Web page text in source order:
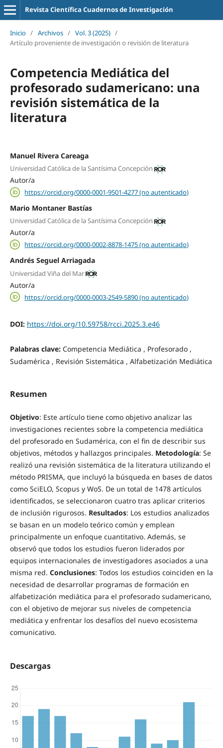
Revista Científica Cuadernos de Investigación
Inicio / Archivos / Vol. 3 (2025) /
Artículo proveniente de investigación o revisión de literatura
Competencia Mediática del
profesorado sudamericano: una
revisión sistemática de la
literatura
Manuel Rivera Careaga
Universidad Católica de la Santísima Concepción
Autor/a
https://orcid.org/0000-0001-9501-4277 (no autenticado)
Mario Montaner Bastías
Universidad Católica de la Santísima Concepción
Autor/a
https://orcid.org/0000-0002-8878-1475 (no autenticado)
Andrés Seguel Arriagada
Universidad Viña del Mar
Autor/a
https://orcid.org/0000-0003-2549-5890 (no autenticado)
DOI: https://doi.org/10.59758/rcci.2025.3.e46
Palabras clave: Competencia Mediática , Profesorado ,
Sudamérica , Revisión Sistemática , Alfabetización Mediática
Resumen
Objetivo: Este artículo tiene como objetivo analizar las
investigaciones recientes sobre la competencia mediática
del profesorado en Sudamérica, con el fin de describir sus
objetivos, métodos y hallazgos principales. Metodología: Se
realizó una revisión sistemática de la literatura utilizando el
método PRISMA, que incluyó la búsqueda en bases de datos
como SciELO, Scopus y WoS. De un total de 1478 artículos
identificados, se seleccionaron cuatro tras aplicar criterios
de inclusión rigurosos. Resultados: Los estudios analizados
se basan en un modelo teórico común y emplean
principalmente un enfoque cuantitativo. Además, se
observó que todos los estudios fueron liderados por
equipos internacionales de investigadores asociados a una
misma red. Conclusiones: Todos los estudios coinciden en la
necesidad de desarrollar programas de formación en
alfabetización mediática para el profesorado sudamericano,
con el objetivo de mejorar sus niveles de competencia
mediática y enfrentar los desafíos del nuevo ecosistema
comunicativo.
Descargas